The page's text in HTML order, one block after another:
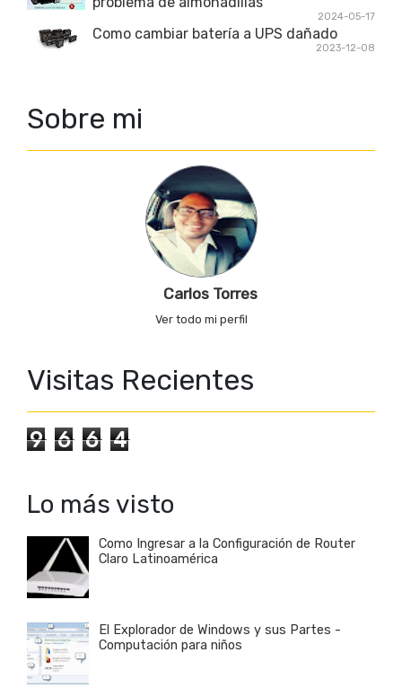
2024-05-17
Como cambiar batería a UPS dañado
2023-12-08
Sobre mi
Carlos Torres
Ver todo mi perfil
Visitas Recientes
9 6 6 4
Lo más visto
Como Ingresar a la Configuración de Router
Claro Latinoamérica
El Explorador de Windows y sus Partes -
Computación para niños